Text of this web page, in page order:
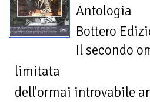
Antologia
Bottero
Il secondo
limitata
dell'ormai introvabile